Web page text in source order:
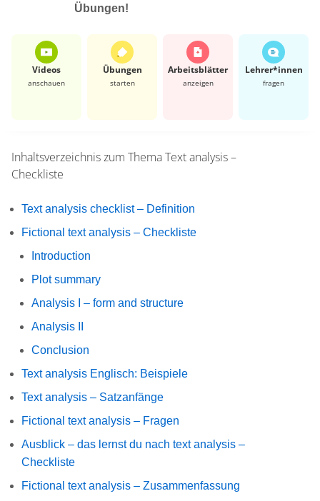
Übungen!
Videos
anschauen
Übungen
starten
Arbeits­blätter
anzeigen
Lehrer*​innen
fragen
Inhaltsverzeichnis zum ThemaText analysis –
Checkliste
Text analysis checklist – Definition
Fictional text analysis – Checkliste
Introduction
Plot summary
Analysis I – form and structure
Analysis II
Conclusion
Text analysis Englisch: Beispiele
Text analysis – Satzanfänge
Fictional text analysis – Fragen
Ausblick – das lernst du nach text analysis –
Checkliste
Fictional text analysis – Zusammenfassung